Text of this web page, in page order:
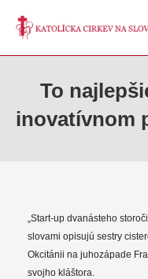
To
inovatívnom
„Start-up dvanásteho
slovami opisujú sestry
Okcitánii na juhozápade
svojho kláštora.